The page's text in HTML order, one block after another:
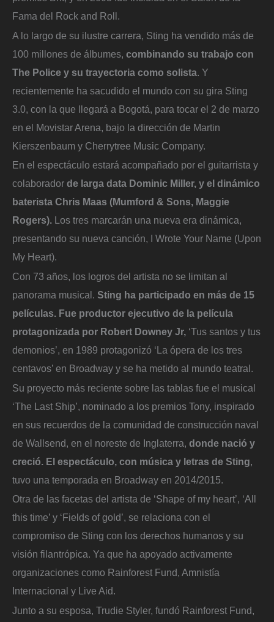
Fama del Rock and Roll.
A lo largo de su ilustre carrera, Sting ha vendido más de
100 millones de álbumes, combinando su trabajo con
The Police y su trayectoria como solista. Y
recientemente ha sacudido el mundo con su gira Sting
3.0, con la que llegará a Bogotá, para tocar el 2 de marzo
en el Movistar Arena, bajo la dirección de Martin
Kierszenbaum y Cherrytree Music Company.
En el espectáculo estará acompañado por el guitarrista y
colaborador de larga data Dominic Miller, y el dinámico
baterista Chris Maas (Mumford & Sons, Maggie
Rogers). Los tres marcarán una nueva era dinámica,
presentando su nueva canción, I Wrote Your Name (Upon
My Heart).
Con 73 años, los logros del artista no se limitan al
panorama musical. Sting ha participado en más de 15
películas. Fue productor ejecutivo de la película
protagonizada por Robert Downey Jr, ‘Tus santos y tus
demonios’, en 1989 protagonizó ‘La ópera de los tres
centavos’ en Broadway y se ha metido al mundo teatral.
Su proyecto más reciente sobre las tablas fue el musical
‘The Last Ship’, nominado a los premios Tony, inspirado
en sus recuerdos de la comunidad de construcción naval
de Wallsend, en el noreste de Inglaterra, donde nació y
creció. El espectáculo, con música y letras de Sting
tuvo una temporada en Broadway en 2014/2015.
Otra de las facetas del artista de ‘Shape of my heart’, ‘All
this time’ y ‘Fields of gold’, se relaciona con el
compromiso de Sting con los derechos humanos y su
visión filantrópica. Ya que ha apoyado activamente
organizaciones como Rainforest Fund, Amnistía
Internacional y Live Aid.
Junto a su esposa, Trudie Styler, fundó Rainforest Fund,